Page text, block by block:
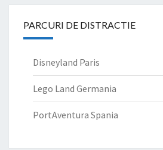
PARCURI DE DISTRACTIE
Disneyland Paris
Lego Land Germania
PortAventura Spania